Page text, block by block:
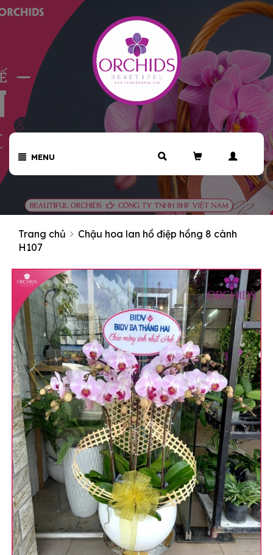
MENU
Trang chủ
Chậu hoa lan hồ điệp hồng 8 cành
H107